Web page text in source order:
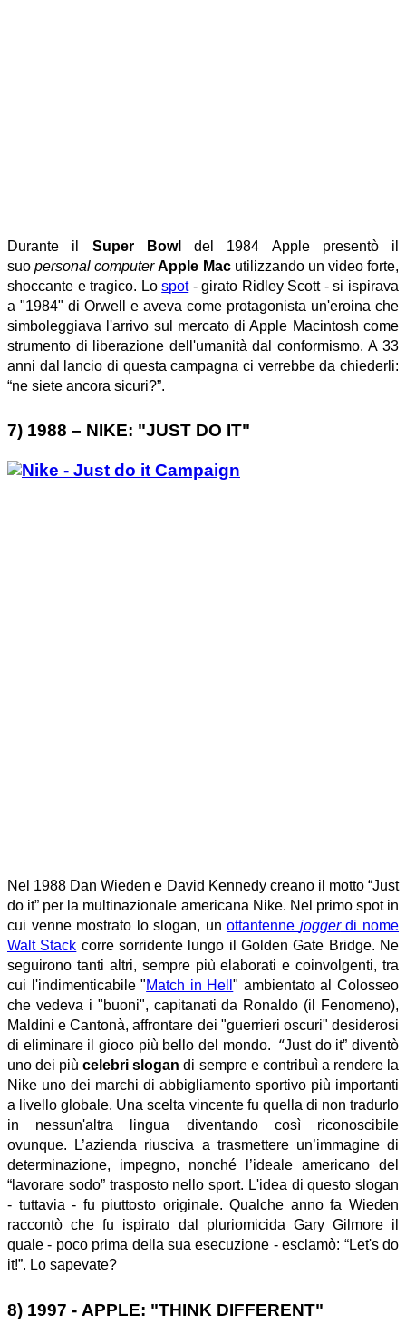
Durante il Super Bowl
del 1984 Apple presentò il
suopersonal computer Apple Macutilizzando un video forte,
shoccante e tragico. Lospot- girato Ridley Scott - si ispirava
a "1984" di Orwell e aveva come protagonista un'eroina che
simboleggiava l'arrivo sul mercato di Apple Macintosh come
strumento di liberazione dell'umanità dal conformismo.A 33
anni dal lancio di questa campagna ci verrebbe da chiederli:
“ne siete ancora sicuri?”.
7) 1988 – NIKE: "JUST DO IT"
Nel 1988 Dan Wieden e David Kennedy creano il motto “Just
do it” per la multinazionale americana Nike. Nel primo spot in
cui venne mostrato lo slogan, unottantenne joggerdi nome
Walt Stack corre sorridente lungo il Golden Gate Bridge. Ne
seguirono tanti altri, sempre più elaborati e coinvolgenti, tra
cui l'indimenticabile "Match in Hell" ambientato al Colosseo
che vedeva i "buoni", capitanati da Ronaldo (il Fenomeno),
Maldini e Cantonà, affrontare dei "guerrieri oscuri" desiderosi
di eliminare il gioco più bello del mondo. “Just do it” diventò
uno dei piùcelebri slogan di sempre e contribuì a rendere la
Nike uno dei marchi di abbigliamento sportivo più importanti
a livello globale. Una scelta vincente fu quella di non tradurlo
in nessun'altra lingua diventando così riconoscibile
ovunque.
L’azienda riusciva a trasmettere un’immagine di
determinazione, impegno, nonché l’ideale americano del
“lavorare sodo” trasposto nello sport. L'idea di questo slogan
- tuttavia - fu piuttosto originale. Qualche anno fa Wieden
raccontò che fu ispirato dal pluriomicida Gary Gilmore il
quale - poco prima della sua esecuzione - esclamò: “Let's do
it!”. Lo sapevate?
8) 1997 - APPLE: "THINK DIFFERENT"